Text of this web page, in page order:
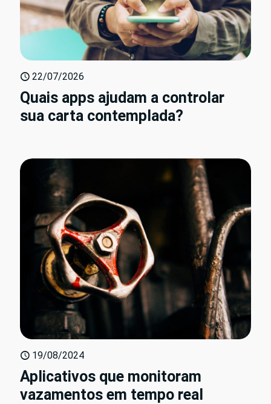
22/07/2026
Quais apps ajudam a controlar
sua carta contemplada?
19/08/2024
Aplicativos que monitoram
vazamentos em tempo real